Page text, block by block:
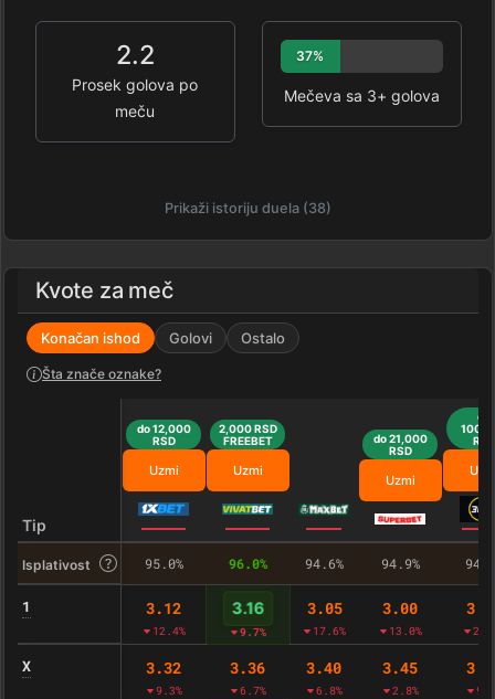
2.2
Prosek golova po
meču
37%
Mečeva sa 3+ golova
Prikaži istoriju duela (38)
Kvote za meč
Konačan ishod Golovi Ostalo
Šta znače oznake?
Tip
do 12,000
RSD
Uzmi
2,000 RSD
FREEBET
Uzmi
do 21,000
RSD
Uzmi
do
RSD
Isplativost 95.0% 96.0% 94.6% 94.9%
1 3.12
12.4%
3.16
9.7%
3.05
17.6%
3.00
13.0%
X 3.32
9.3%
3.36
6.7%
3.40
6.8%
3.45
2.8%